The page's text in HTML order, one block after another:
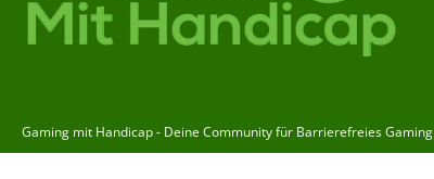
Gaming mit Handicap - Deine Community für Barrierefreies Gaming